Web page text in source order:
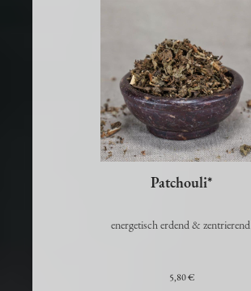
Patchouli*
energetisch erdend & zentrierend
5,80 €